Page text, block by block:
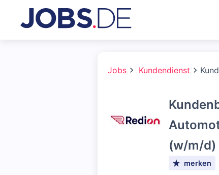
Jobs Kundendienst
(w/m/d)
merken